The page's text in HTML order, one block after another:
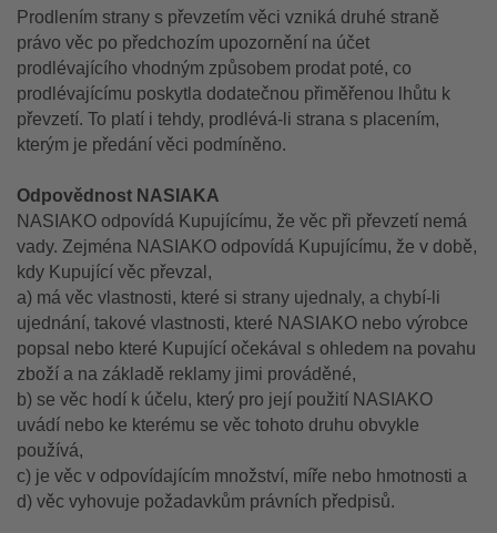
Prodlením strany s převzetím věci vzniká druhé straně
právo věc po předchozím upozornění na účet
prodlévajícího vhodným způsobem prodat poté, co
prodlévajícímu poskytla dodatečnou přiměřenou lhůtu k
převzetí. To platí i tehdy, prodlévá-li strana s placením,
kterým je předání věci podmíněno.
Odpovědnost NASIAKA
NASIAKO odpovídá Kupujícímu, že věc při převzetí nemá
vady. Zejména NASIAKO odpovídá Kupujícímu, že v době,
kdy Kupující věc převzal,
a) má věc vlastnosti, které si strany ujednaly, a chybí-li
ujednání, takové vlastnosti, které NASIAKO nebo výrobce
popsal nebo které Kupující očekával s ohledem na povahu
zboží a na základě reklamy jimi prováděné,
b) se věc hodí k účelu, který pro její použití NASIAKO
uvádí nebo ke kterému se věc tohoto druhu obvykle
používá,
c) je věc v odpovídajícím množství, míře nebo hmotnosti a
d) věc vyhovuje požadavkům právních předpisů.